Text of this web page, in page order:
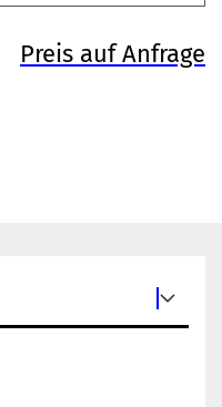
Preis auf Anfrage